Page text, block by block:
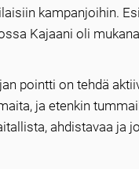
kampanjoihin.
Kajaani oli
pointti on tehdä
ja etenkin
ahdistavaa ja